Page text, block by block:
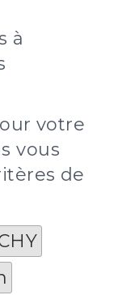
à
votre
vous
de